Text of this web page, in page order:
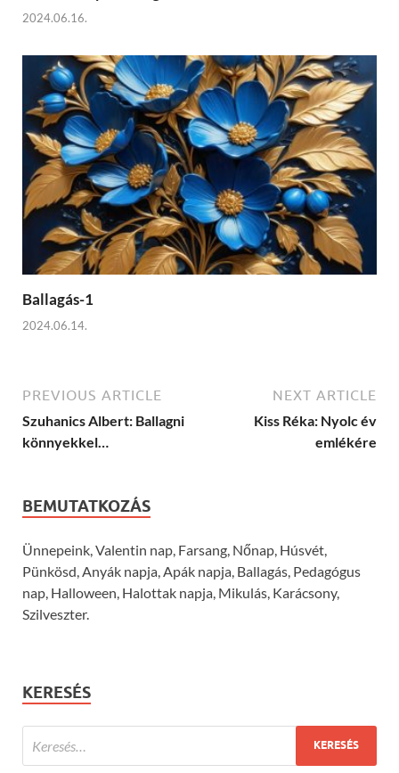
2024.06.16.
Ballagás-1
2024.06.14.
PREVIOUS ARTICLE
Szuhanics Albert: Ballagni
könnyekkel…
NEXT ARTICLE
Kiss Réka: Nyolc év
emlékére
BEMUTATKOZÁS
Ünnepeink, Valentin nap, Farsang, Nőnap, Húsvét,
Pünkösd, Anyák napja, Apák napja, Ballagás, Pedagógus
nap, Halloween, Halottak napja, Mikulás, Karácsony,
Szilveszter.
KERESÉS